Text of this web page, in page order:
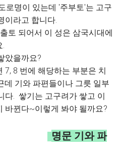
로명이 있는데 '주부토'는 고구
이라고 합니다.
토 되어서 이 성은 삼국시대에
.
았을까요?
7, 8 번에 해당하는 부분은 치
기와 파편들이나 그릇 일부
다. 쌓기는 고구려가 쌓고 이
바뀐다~이렇게 봐야 될까요?
명문 기와 파